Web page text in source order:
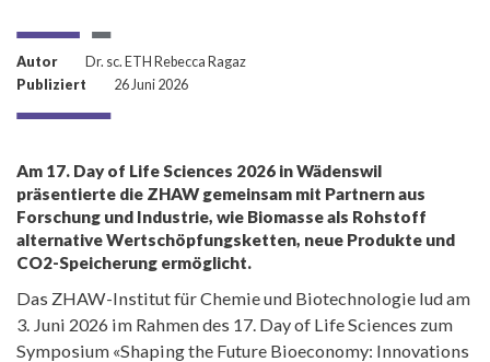
Autor
Dr. sc. ETH Rebecca Ragaz
Publiziert
26 Juni 2026
Am 17. Day of Life Sciences 2026 in Wädenswil
präsentierte die ZHAW gemeinsam mit Partnern aus
Forschung und Industrie, wie Biomasse als Rohstoff
alternative Wertschöpfungsketten, neue Produkte und
CO2-Speicherung ermöglicht.
Das ZHAW-Institut für Chemie und Biotechnologie lud am
3. Juni 2026 im Rahmen des 17. Day of Life Sciences zum
Symposium «Shaping the Future Bioeconomy: Innovations